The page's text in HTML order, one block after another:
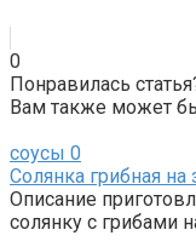
0
Понравилась
Вам также может
соусы 0
Солянка грибная на
Описание
солянку с грибами